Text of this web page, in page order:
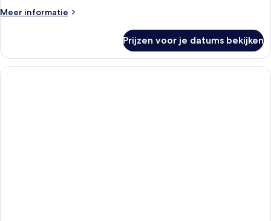
Triple
Meer informatie
Meer
Room
with
Extra
Prijzen voor je datums bekijken